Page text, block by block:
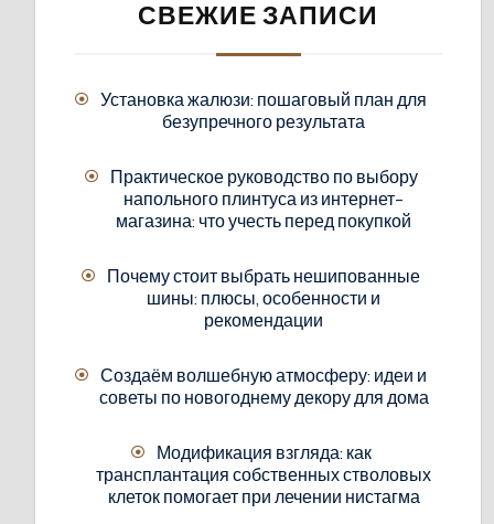
СВЕЖИЕ ЗАПИСИ
Установка жалюзи: пошаговый план для
безупречного результата
Практическое руководство по выбору
напольного плинтуса из интернет-
магазина: что учесть перед покупкой
Почему стоит выбрать нешипованные
шины: плюсы, особенности и
рекомендации
Создаём волшебную атмосферу: идеи и
советы по новогоднему декору для дома
Модификация взгляда: как
трансплантация собственных стволовых
клеток помогает при лечении нистагма